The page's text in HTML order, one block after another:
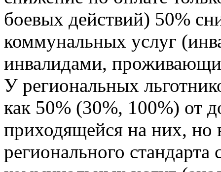
боевых действий) 50%
коммунальных услуг
инвалидами,
У региональных
как 50% (30%, 100%) от
приходящейся на них, но
регионального